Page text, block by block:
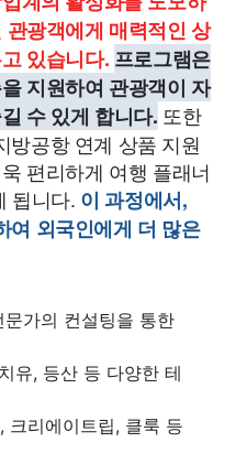
광객에게 매력적인 상
있습니다. 프로그램은
지원하여 관광객이 자
수 있게 합니다. 또한
방공항 연계 상품 지원
편리하게 여행 플래너
됩니다. 이 과정에서,
여 외국인에게 더 많은
문가의 컨설팅을 통한
유, 등산 등 다양한 테
크리에이트립, 클룩 등